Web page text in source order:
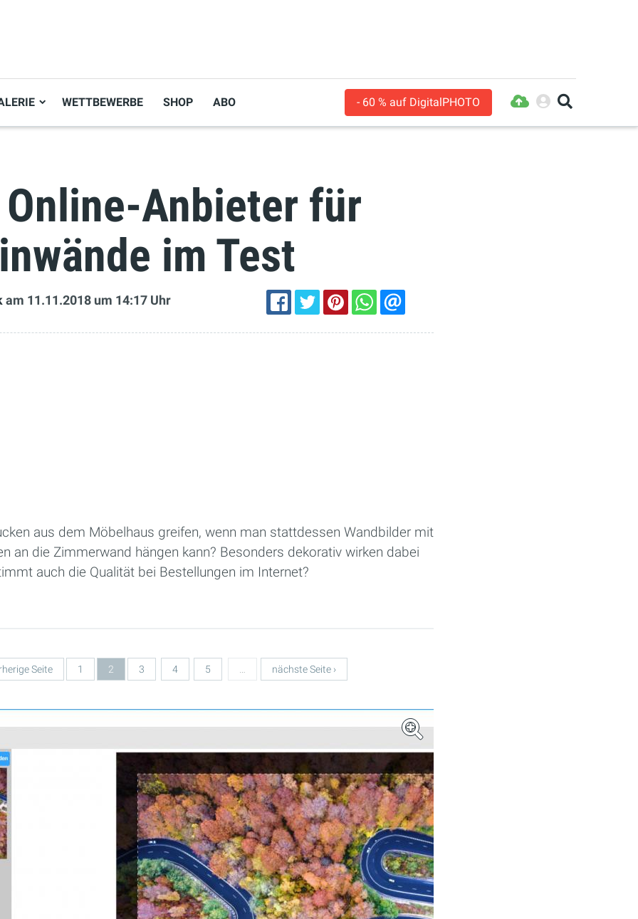
WETTBEWERBE SHOP ABO - 60 % auf DigitalPHOTO
Anbieter für
im Test
am 11.11.2018 um 14:17 Uhr
aus dem Möbelhaus greifen, wenn man stattdessen Wandbilder mit
an die Zimmerwand hängen kann? Besonders dekorativ wirken dabei
auch die Qualität bei Bestellungen im Internet?
Seite 1 2 3 4 5 … nächste Seite ›